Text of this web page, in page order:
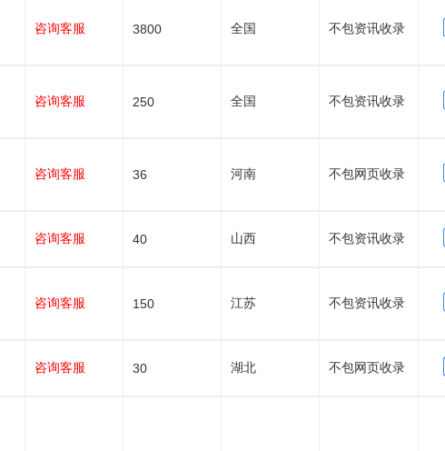
咨询客服 3800 全国 不包资讯收录
咨询客服 250 全国 不包资讯收录
咨询客服 36 河南 不包网页收录
咨询客服 40 山西 不包资讯收录
咨询客服 150 江苏 不包资讯收录
咨询客服 30 湖北 不包网页收录